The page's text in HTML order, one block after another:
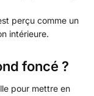
perçu comme un
intérieure.
foncé ?
pour mettre en